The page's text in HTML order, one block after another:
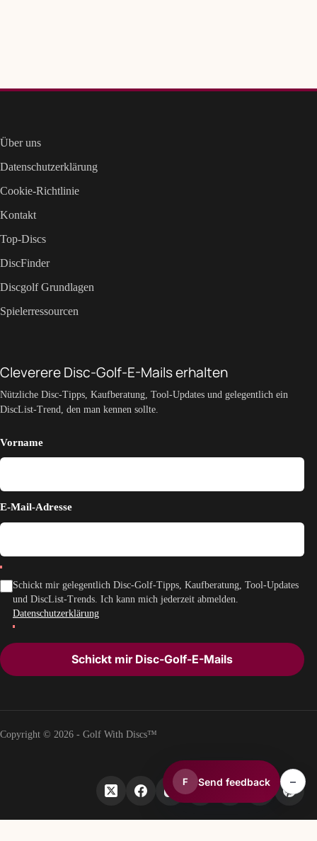
Über uns
Datenschutzerklärung
Cookie-Richtlinie
Kontakt
Top-Discs
DiscFinder
Discgolf Grundlagen
Spielerressourcen
Cleverere Disc-Golf-E-Mails erhalten
Nützliche Disc-Tipps, Kaufberatung, Tool-Updates und gelegentlich ein
DiscList-Trend, den man kennen sollte.
Vorname
E-Mail-Adresse
Schickt mir gelegentlich Disc-Golf-Tipps, Kaufberatung, Tool-Updates
und DiscList-Trends. Ich kann mich jederzeit abmelden.
Datenschutzerklärung
Schickt mir Disc-Golf-E-Mails
Copyright © 2026 - Golf With Discs™
F Send feedback –